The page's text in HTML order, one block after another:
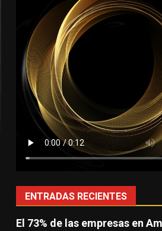
ENTRADAS RECIENTES
El 73% de las empresas en